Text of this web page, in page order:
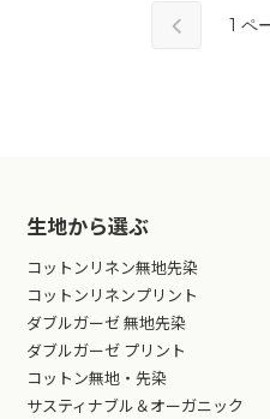
1 ペ
生地から選ぶ
コットンリネン無地先染
コットンリネンプリント
ダブルガーゼ 無地先染
ダブルガーゼ プリント
コットン無地・先染
サスティナブル＆オーガニック